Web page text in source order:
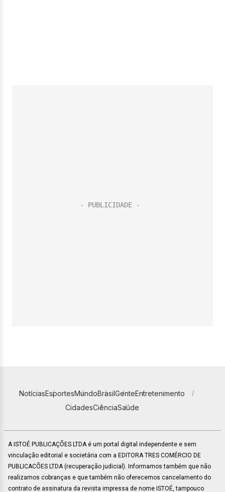
NotíciasEsportesMundoBrasilGenteEntretenimento
CidadesCiênciaSaúde
A ISTOÉ PUBLICAÇÕES LTDA é um portal digital independente e sem
vinculação editorial e societária com a EDITORA TRES COMÉRCIO DE
PUBLICACÕES LTDA (recuperação judicial). Informamos também que não
realizamos cobranças e que também não oferecemos cancelamento do
contrato de assinatura da revista impressa de nome ISTOÉ, tampouco